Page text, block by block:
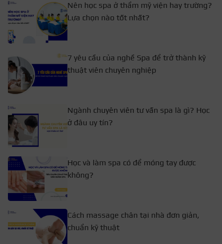
Nên học spa ở thẩm mỹ viện hay trường?
Lựa chọn nào tốt nhất?
7 yêu cầu của nghề Spa để trở thành kỹ
thuật viên chuyên nghiệp
Ngành chuyên viên tư vấn spa là gì? Học
ở đâu uy tín?
Học và làm spa có để móng tay được
không?
Cách massage chân tại nhà đơn giản,
chuẩn kỹ thuật